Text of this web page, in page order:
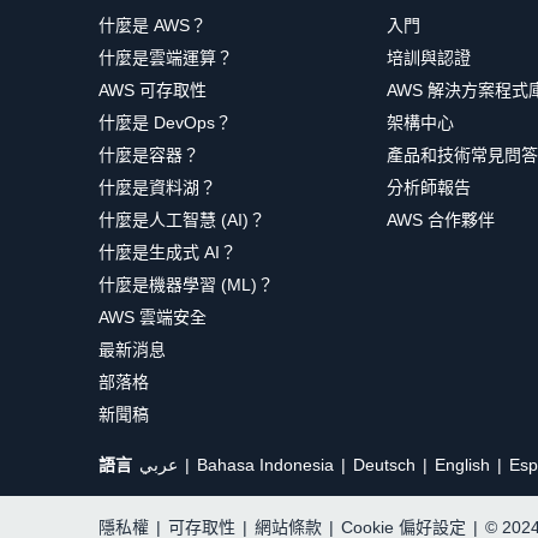
什麼是 AWS？
什麼是雲端運算？
AWS 可存取性
什麼是 DevOps？
什麼是容器？
什麼是資料湖？
什麼是人工智慧 (AI)？
什麼是生成式 AI？
什麼是機器學習 (ML)？
AWS 雲端安全
最新消息
部落格
新聞稿
入門
培訓與認證
AWS 解決方案程式
架構中心
產品和技術常見問
分析師報告
AWS 合作夥伴
語言 عربي Bahasa Indonesia Deutsch English
隱私權 | 可存取性 | 網站條款 | Cookie 偏好設定 | ©